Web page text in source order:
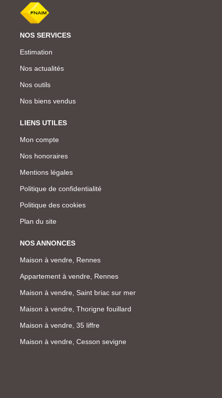
NOS SERVICES
Estimation
Nos actualités
Nos outils
Nos biens vendus
LIENS UTILES
Mon compte
Nos honoraires
Mentions légales
Politique de confidentialité
Politique des cookies
Plan du site
NOS ANNONCES
Maison à vendre, Rennes
Appartement à vendre, Rennes
Maison à vendre, Saint briac sur mer
Maison à vendre, Thorigne fouillard
Maison à vendre, 35 liffre
Maison à vendre, Cesson sevigne